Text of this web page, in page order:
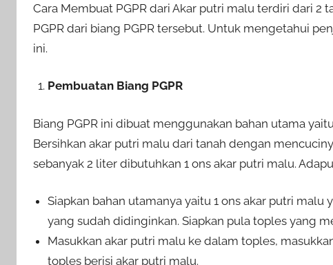
Cara Membuat PGPR dari Akar putri malu terdiri dari 2
PGPR dari biang PGPR tersebut. Untuk mengetahui
ini.
Pembuatan Biang PGPR
Biang PGPR ini dibuat menggunakan bahan utama
Bersihkan akar putri malu dari tanah dengan
sebanyak 2 liter dibutuhkan 1 ons akar putri malu.
Siapkan bahan utamanya yaitu 1 ons akar putri
yang sudah didinginkan. Siapkan pula toples yang
Masukkan akar putri malu ke dalam toples,
toples berisi akar putri malu.